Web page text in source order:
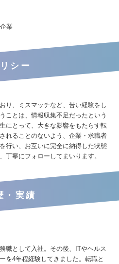
業
シー
り、ミスマッチなど、苦い経験をし
ことは、情報収集不足だったという
にとって、大きな影響をもたらす転
れることのないよう、企業・求職者
行い、お互いに完全に納得した状態
丁寧にフォローしてまいります。
・実績
職として入社。その後、ITやヘルス
を4年程経験してきました。転職と